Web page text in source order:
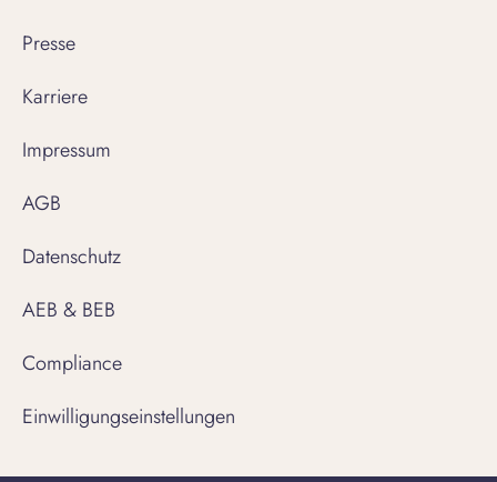
Presse
Karriere
Impressum
AGB
Datenschutz
AEB & BEB
Compliance
Einwilligungseinstellungen